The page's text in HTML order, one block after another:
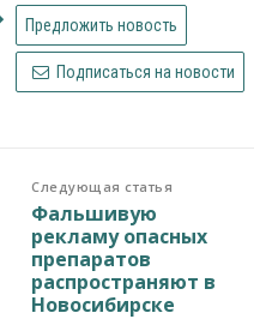
Предложить новость
Подписаться на новости
Следующая статья
Фальшивую
рекламу опасных
препаратов
распространяют в
Новосибирске